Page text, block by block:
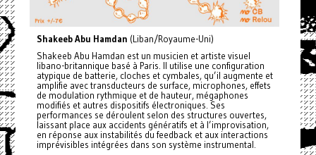
Shakeeb Abu Hamdan (Liban/Royaume-Uni)
Shakeeb Abu Hamdan est un musicien et artiste visuel
libano-britannique basé à Paris. Il utilise une configuration
atypique de batterie, cloches et cymbales, qu’il augmente et
amplifie avec transducteurs de surface, microphones, effets
de modulation rythmique et de hauteur, mégaphones
modifiés et autres dispositifs électroniques. Ses
performances se déroulent selon des structures ouvertes,
laissant place aux accidents génératifs et à l’improvisation,
en réponse aux instabilités du feedback et aux interactions
imprévisibles intégrées dans son système instrumental.